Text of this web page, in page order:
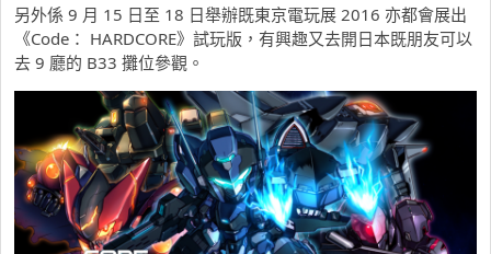
另外係 9 月 15 日至 18 日舉辦既東京電玩展 2016 亦都會展出
《Code： HARDCORE》試玩版，有興趣又去開日本既朋友可以
去 9 廳的 B33 攤位參觀。